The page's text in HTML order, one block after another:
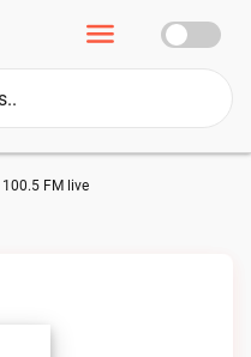
FM live